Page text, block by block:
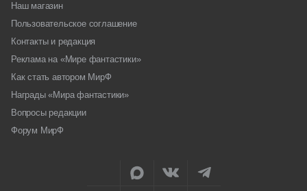
Наш магазин
Пользовательское соглашение
Контакты и редакция
Реклама на «Мире фантастики»
Как стать автором МирФ
Награды «Мира фантастики»
Вопросы редакции
Форум МирФ